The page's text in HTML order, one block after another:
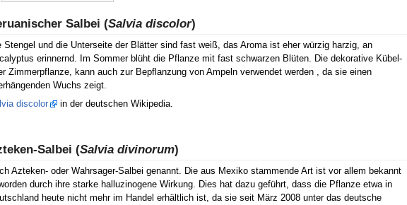
Salbei (Salvia discolor)
Stengel und die Unterseite der Blätter sind fast weiß, das Aroma ist eher würzig harzig, an
erinnernd. Im Sommer blüht die Pflanze mit fast schwarzen Blüten. Die dekorative Kübel-
Zimmerpflanze, kann auch zur Bepflanzung von Ampeln verwendet werden , da sie einen
Wuchs zeigt.
discolor
in der deutschen Wikipedia.
Salbei (Salvia divinorum)
Azteken- oder Wahrsager-Salbei genannt. Die aus Mexiko stammende Art ist vor allem bekannt
durch ihre starke halluzinogene Wirkung. Dies hat dazu geführt, dass die Pflanze etwa in
heute nicht mehr im Handel erhältlich ist, da sie seit März 2008 unter das deutsche